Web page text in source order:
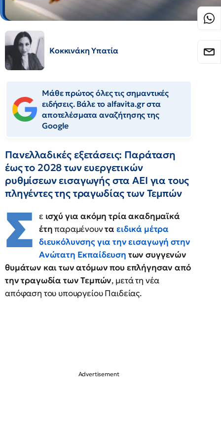
Κοκκινάκη Υπατία
Μάθε πρώτος όλες τις σημαντικές
ειδήσεις. Βάλε το alfavita.gr στα
αποτελέσματα αναζήτησης της
Google
Πανελλαδικές εξετάσεις: Παράταση
έως το 2028 των ευεργετικών
ρυθμίσεων εισαγωγής στα ΑΕΙ για τους
πληγέντες της τραγωδίας των Τεμπών
Σ ε ισχύ για ακόμη τρία ακαδημαϊκά
έτηπαραμένουντα ειδικά μέτρα
διευκόλυνσης για την εισαγωγή στην
Ανώτατη Εκπαίδευση των συγγενών
θυμάτων και των ατόμων που επλήγησαν από
την τραγωδία των Τεμπών, μετά τη νέα
απόφαση του υπουργείου Παιδείας.